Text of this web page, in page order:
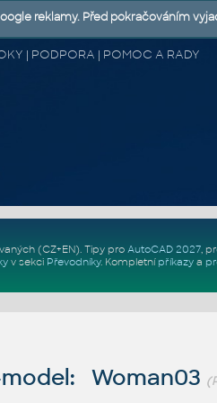
| PODPORA | POMOC A RADY
(CZ+EN). Tipy pro AutoCAD 2027,
v sekci Převodníky. Kompletní příkazya
Woman03
reklamy. Před pokračováním